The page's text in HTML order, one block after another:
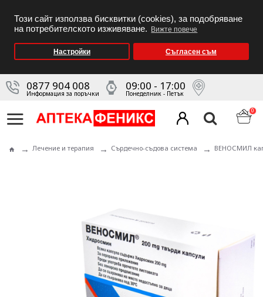
Този сайт използва бисквитки (cookies), за подобряване
на потребителското изживяване.
Вижте повече
Настройки Съгласен съм
0877 904 008
Информация за поръчки
09:00 - 17:00
Понеделник - Петък
0
Лечение и терапия Сърдечно-съдова система ВЕНОСМИЛ